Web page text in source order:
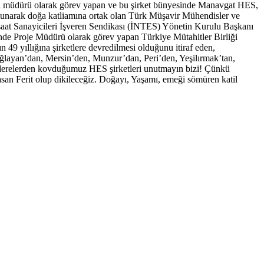
olarak görev yapan ve bu şirket bünyesinde Manavgat HES,
doğa katliamına ortak olan Türk Müşavir Mühendisler ve
Sanayicileri İşveren Sendikası (İNTES) Yönetin Kurulu Başkanı
Proje Müdürü olarak görev yapan Türkiye Mütahitler Birliği
49 yıllığına şirketlere devredilmesi olduğunu itiraf eden,
Mersin’den, Munzur’dan, Peri’den, Yeşilırmak’tan,
kovduğumuz HES şirketleri unutmayın bizi! Çünkü
Ferit olup dikileceğiz. Doğayı, Yaşamı, emeği sömüren katil